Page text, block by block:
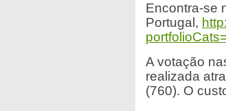
Encontra-se
Portugal,
A votação
realizada
(760). O